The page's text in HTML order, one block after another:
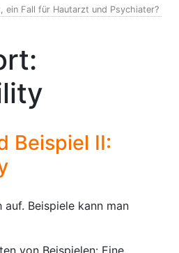
ein Fall für Hautarzt und Psychiater?
Beispiel II:
Beispiele kann man
von Beispielen: Eine